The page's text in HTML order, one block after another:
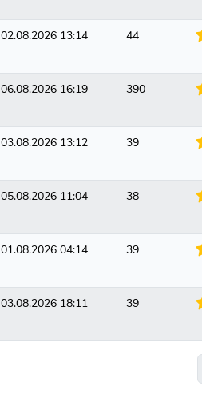
02.08.2026 13:14 44
06.08.2026 16:19 390
03.08.2026 13:12 39
05.08.2026 11:04 38
01.08.2026 04:14 39
03.08.2026 18:11 39